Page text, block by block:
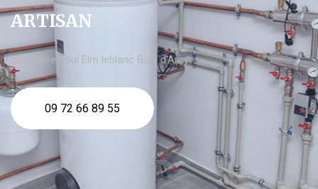
ARTISAN
chaudière fioul Elm leblanc Bois d'Arcy
09 72 66 89 55